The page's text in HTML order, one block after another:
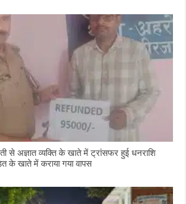
से अज्ञात व्यक्ति के खाते में ट्रांसफर हुई धनराशि
के खाते में कराया गया वापस